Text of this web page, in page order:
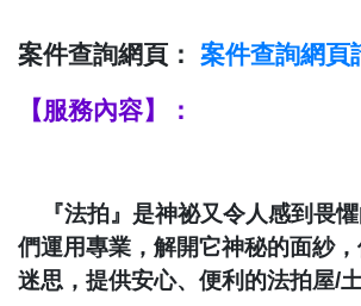
案件查詢網頁： 案件查詢網頁
【服務內容】：
『法拍』是神祕又令人感到畏
們運用專業，解開它神秘的面紗
迷思，提供安心、便利的法拍屋/